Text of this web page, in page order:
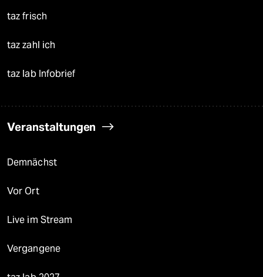
taz frisch
taz zahl ich
taz lab Infobrief
Veranstaltungen
Demnächst
Vor Ort
Live im Stream
Vergangene